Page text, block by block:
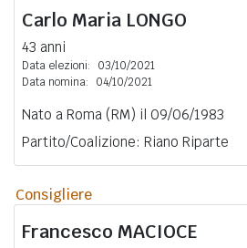
Carlo Maria LONGO
43 anni
Data elezioni:
03/10/2021
Data nomina:
04/10/2021
Nato a Roma (RM) il 09/06/1983
Partito/Coalizione: Riano Riparte
Consigliere
Francesco MACIOCE